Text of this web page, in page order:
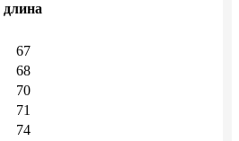
длина
67
68
70
71
74